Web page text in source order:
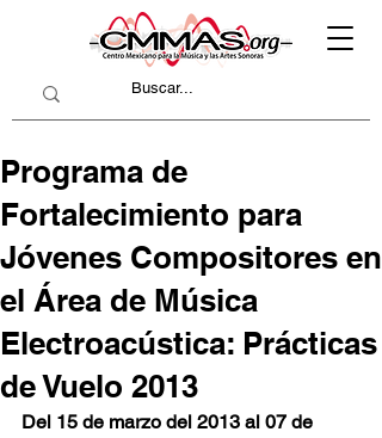
Programa de
Fortalecimiento para
Jóvenes Compositores en
el Área de Música
Electroacústica: Prácticas
de Vuelo 2013
Del 15 de marzo del 2013 al 07 de